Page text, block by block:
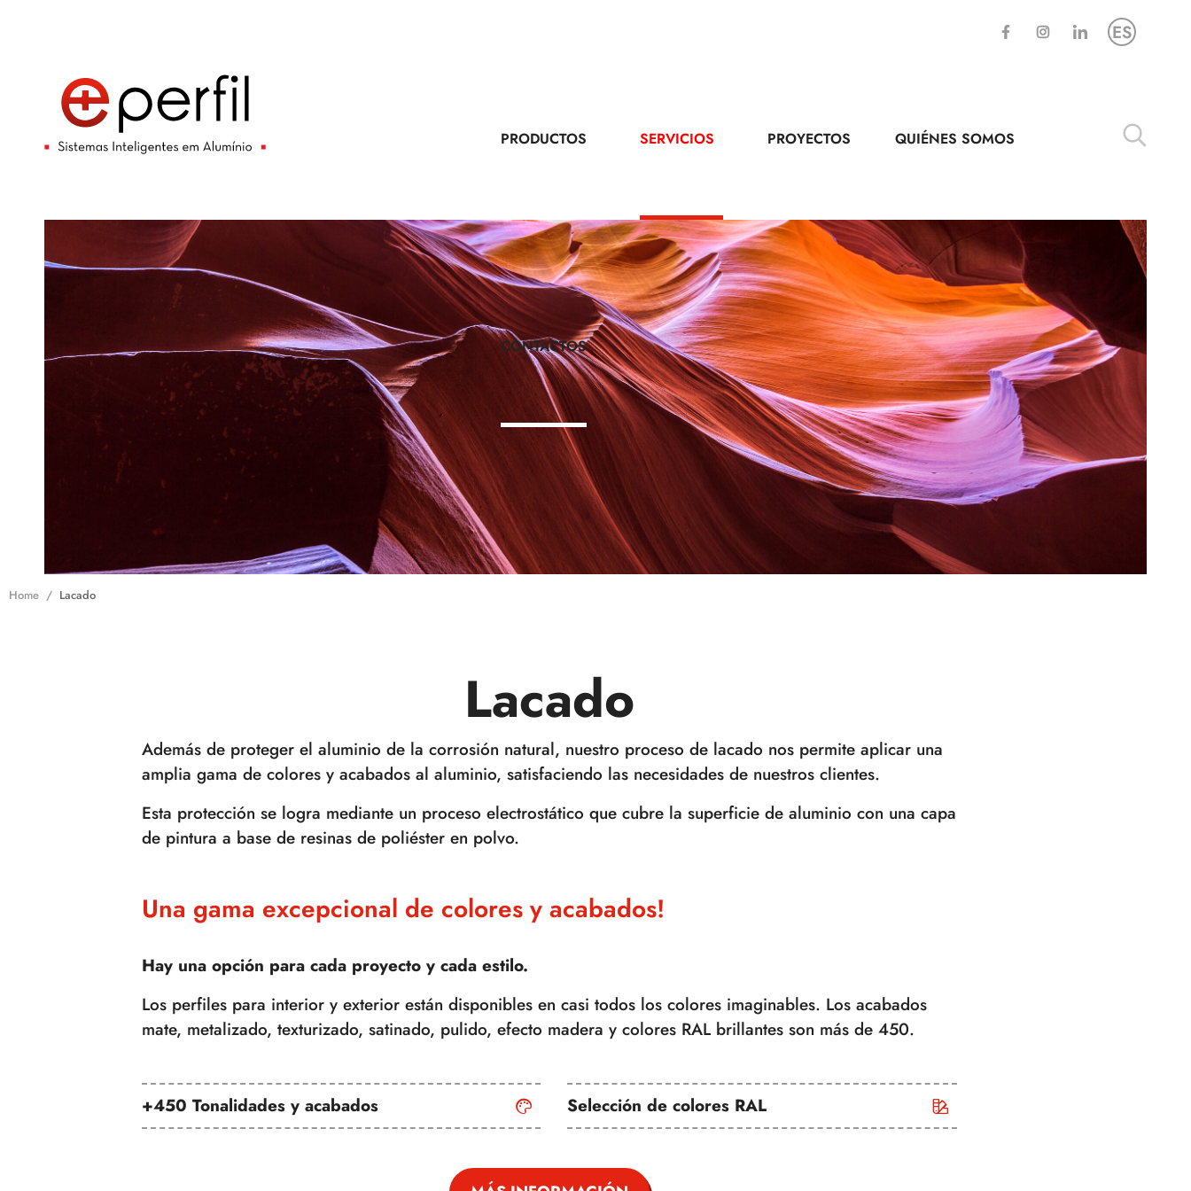
ES
PRODUCTOS SERVICIOS PROYECTOS QUIÉNES SOMOS
CONTACTOS
Home Lacado
Lacado
Además de proteger el aluminio de la corrosión natural, nuestro proceso de lacado nos permite aplicar una
amplia gama de colores y acabados al aluminio, satisfaciendo las necesidades de nuestros clientes.
Esta protección se logra mediante un proceso electrostático que cubre la superficie de aluminio con una capa
de pintura a base de resinas de poliéster en polvo.
Una gama excepcional de colores y acabados!
Hay una opción para cada proyecto y cada estilo.
Los perfiles para interior y exterior están disponibles en casi todos los colores imaginables. Los acabados
mate, metalizado, texturizado, satinado, pulido, efecto madera y colores RAL brillantes son más de 450.
+450 Tonalidades y acabados Selección de colores RAL